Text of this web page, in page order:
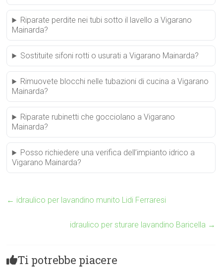
Riparate perdite nei tubi sotto il lavello a Vigarano
Mainarda?
Sostituite sifoni rotti o usurati a Vigarano Mainarda?
Rimuovete blocchi nelle tubazioni di cucina a Vigarano
Mainarda?
Riparate rubinetti che gocciolano a Vigarano
Mainarda?
Posso richiedere una verifica dell’impianto idrico a
Vigarano Mainarda?
← idraulico per lavandino munito Lidi Ferraresi
idraulico per sturare lavandino Baricella →
Ti potrebbe piacere